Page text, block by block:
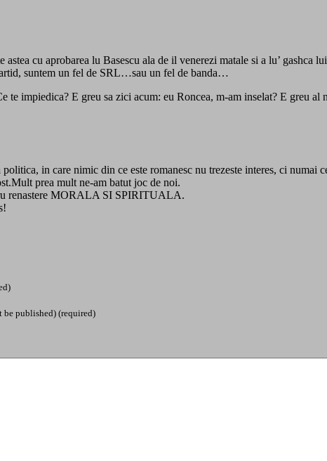
cu aprobarea lu Basescu ala de il venerezi matale si a lu’
suntem un fel de SRL…sau un fel de banda…
te impiedica? E greu sa zici acum: eu Roncea, m-am inselat? E greu
in care nimic din ce este romanesc nu trezeste interes, ci numai
prea mult ne-am batut joc de noi.
renastere MORALA SI SPIRITUALA.
published) (required)